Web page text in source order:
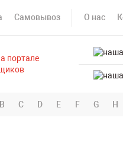
Самовывоз О нас
B C D E F G H